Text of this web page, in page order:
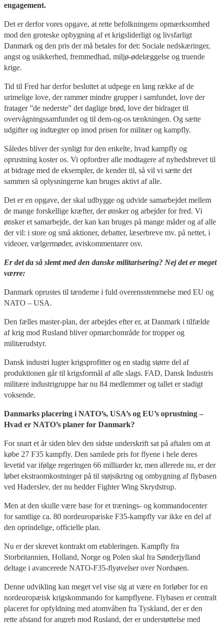
engagement.
Det er derfor vores opgave, at rette befolkningens opmærksomhed
mod den groteske opbygning af et krigsliderligt og livsfarligt
Danmark og den pris der må betales for det: Sociale nedskæringer,
angst og usikkerhed, fremmedhad, miljø-ødelæggelse og truende
krige.
Tid til Fred har derfor besluttet at udpege en lang række af de
urimelige love, der rammer mindre grupper i samfundet, love der
fratager ”de nederste” det daglige brød, love der bidrager til
overvågningssamfundet og til dem-og-os tænkningen. Og sætte
udgifter og indtægter op imod prisen for militær og kampfly.
Således bliver der synligt for den enkelte, hvad kampfly og
oprustning koster os. Vi opfordrer alle modtagere af nyhedsbrevet til
at bidrage med de eksempler, de kender til, så vil vi sætte det
sammen så oplysningerne kan bruges aktivt af alle.
Det er en opgave, der skal udbygge og udvide samarbejdet mellem
de mange forskellige kræfter, der ønsker og arbejder for fred. Vi
ønsker et samarbejde, der kan kan bruges på mange måder og af alle
der vil: i store og små aktioner, debatter, læserbreve mv. på nettet, i
videoer, vælgermøder, aviskommentarer osv.
Er det da så slemt med den danske militarisering? Nej det er meget
værre:
Danmark oprustes til tænderne i fuld overensstemmelse med EU og
NATO – USA.
Den fælles master-plan, der arbejdes efter er, at Danmark i tilfælde
af krig mod Rusland bliver opmarchområde for tropper og
militærudstyr.
Dansk industri lugter krigsprofitter og en stadig større del af
produktionen går til krigsformål af alle slags. FAD, Dansk Industris
militære industrigruppe har nu 84 medlemmer og tallet er stadigt
voksende.
Danmarks placering i NATO’s, USA’s og EU’s oprustning –
Hvad er NATO’s planer for Danmark?
For snart et år siden blev den sidste underskrift sat på aftalen om at
købe 27 F35 kampfly. Den samlede pris for flyene i hele deres
levetid var ifølge regeringen 66 milliarder kr, men allerede nu, er der
løbet ekstraomkostninger på til støjsikring og ombygning af flybasen
ved Haderslev, der nu hedder Fighter Wing Skrydstrup.
Men at den skulle være base for et trænings- og kommandocenter
for samtlige ca. 80 nordeuropæiske F35-kampfly var ikke en del af
den oprindelige, officielle plan.
Nu er der skrevet kontrakt om etableringen. Kampfly fra
Storbritannien, Holland, Norge og Polen skal fra Sønderjylland
deltage i avancerede NATO-F35-flyøvelser over Nordsøen.
Denne udvikling kan meget vel vise sig at være en forløber for en
nordeuropæisk krigskommando for kampflyene. Flybasen er centralt
placeret for opfyldning med atomvåben fra Tyskland, der er den
rette afstand for angreb mod Rusland, der er understøttelse med